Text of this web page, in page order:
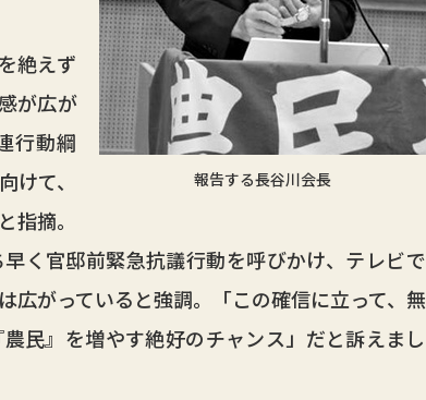
報告する長谷川会長
絶えず
が広が
行動綱
けて、
指摘。
く官邸前緊急抗議行動を呼びかけ、テレビで
広がっていると強調。「この確信に立って、無
民』を増やす絶好のチャンス」だと訴えまし